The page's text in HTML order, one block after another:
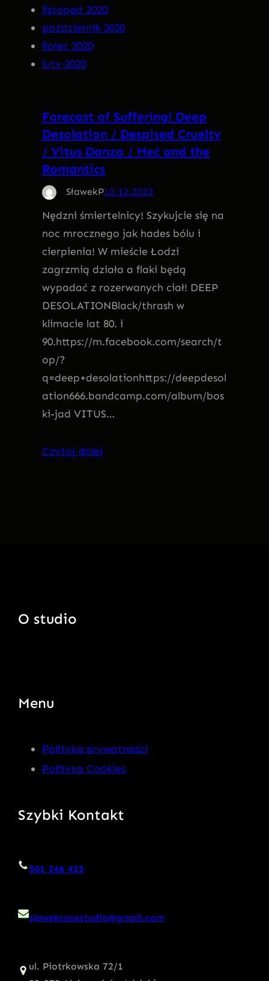
listopad 2020
październik 2020
lipiec 2020
luty 2020
Forecast of Suffering! Deep
Desolation / Despised Cruelty
/ Vitus Danza / Meć and the
Romantics
SławekP10.12.2022
Nędzni śmiertelnicy! Szykujcie się na
noc mrocznego jak hades bólu i
cierpienia! W mieście Łodzi
zagrzmią działa a flaki będą
wypadać z rozerwanych ciał! DEEP
DESOLATIONBlack/thrash w
klimacie lat 80. i
90.https://m.facebook.com/search/t
op/?
q=deep+desolationhttps://deepdesol
ation666.bandcamp.com/album/bos
ki-jad VITUS…
Czytaj dalej
O studio
Menu
Polityka prywatności
Polityka Cookies
Szybki Kontakt
501 246 423
slawekcasestudio@gmail.com
ul. Piotrkowska 72/1